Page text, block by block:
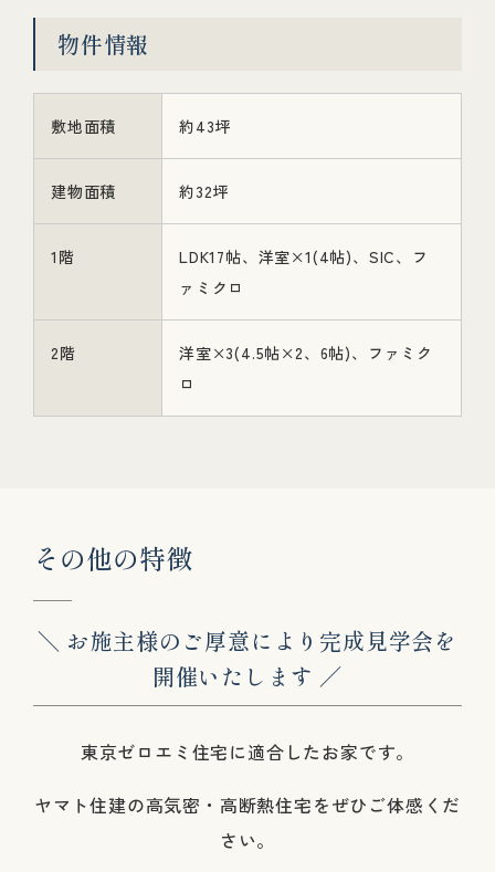
物件情報
敷地面積 約43坪
建物面積 約32坪
1階
LDK17帖、洋室×1(4帖)、SIC、フ
ァミクロ
2階
洋室×3(4.5帖×2、6帖)、ファミク
ロ
その他の特徴
＼ お施主様のご厚意により完成見学会を
開催いたします ／
東京ゼロエミ住宅に適合したお家です。
ヤマト住建の高気密・高断熱住宅をぜひご体感くだ
さい。